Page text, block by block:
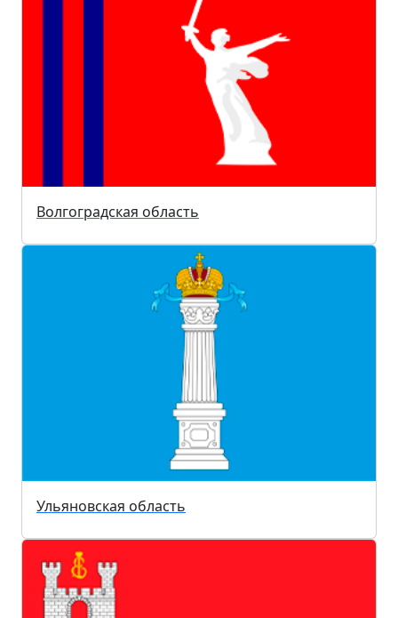
Волгоградская область
Ульяновская область